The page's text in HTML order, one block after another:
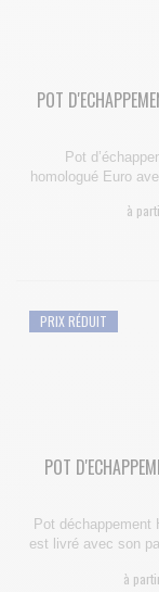
POT
Pot
homologué Euro
à
PRIX RÉDUIT
POT
Pot déchappement
est livré avec son
à